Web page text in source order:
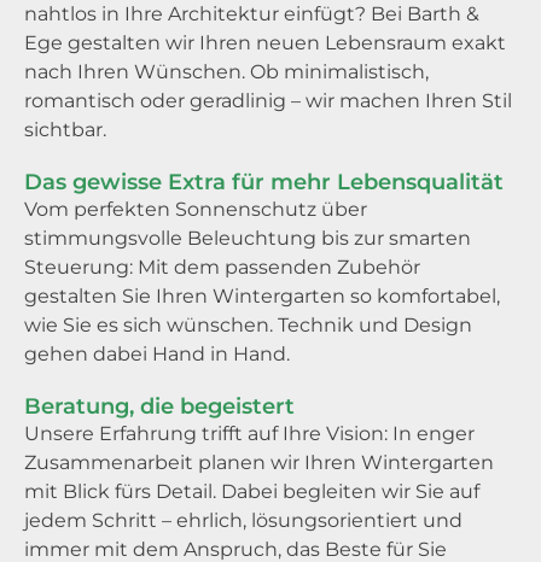
nahtlos in Ihre Architektur einfügt? Bei Barth &
Ege gestalten wir Ihren neuen Lebensraum exakt
nach Ihren Wünschen. Ob minimalistisch,
romantisch oder geradlinig – wir machen Ihren Stil
sichtbar.
Das gewisse Extra für mehr Lebensqualität
Vom perfekten Sonnenschutz über
stimmungsvolle Beleuchtung bis zur smarten
Steuerung: Mit dem passenden Zubehör
gestalten Sie Ihren Wintergarten so komfortabel,
wie Sie es sich wünschen. Technik und Design
gehen dabei Hand in Hand.
Beratung, die begeistert
Unsere Erfahrung trifft auf Ihre Vision: In enger
Zusammenarbeit planen wir Ihren Wintergarten
mit Blick fürs Detail. Dabei begleiten wir Sie auf
jedem Schritt – ehrlich, lösungsorientiert und
immer mit dem Anspruch, das Beste für Sie